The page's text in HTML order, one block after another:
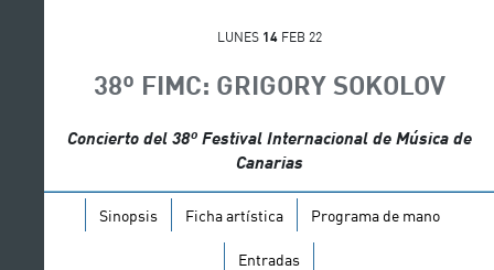
LUNES 14FEB 22
38º FIMC: GRIGORY SOKOLOV
Concierto del 38º Festival Internacional de Música de
Canarias
Sinopsis Ficha artística Programa de mano
Entradas